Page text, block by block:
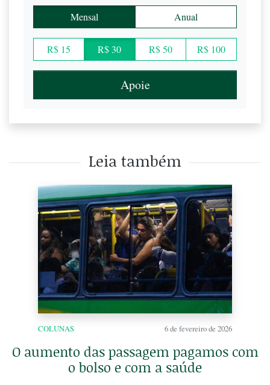
Mensal Anual
R$ 15 R$ 30 R$ 50 R$ 100
Apoie
Leia também
COLUNAS 6 de fevereiro de 2026
O aumento das passagem pagamos com
o bolso e com a saúde